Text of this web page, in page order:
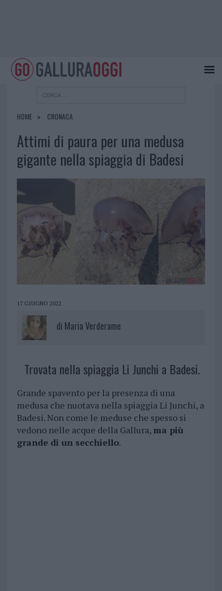
HOME CRONACA
Attimi di paura per una medusa
gigante nella spiaggia di Badesi
17 GIUGNO 2022
di Maria Verderame
Trovata nella spiaggia Li Junchi a Badesi.
Grande spavento per la presenza di una
medusa che nuotava nella spiaggia Li Junchi, a
Badesi. Non come le meduse che spesso si
vedono nelle acque della Gallura, ma più
grande di un secchiello.